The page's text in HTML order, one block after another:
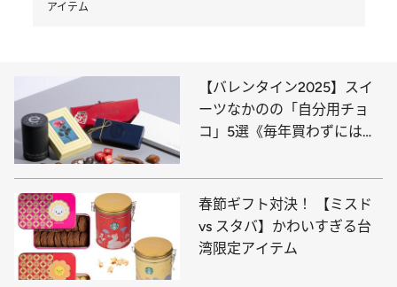
アイテム
【バレンタイン2025】スイ
ーツなかのの「自分用チョ
コ」5選《毎年買わずにはい
ル入りの絶品も！》
春節ギフト対決！ 【ミスド
vs スタバ】かわいすぎる台
湾限定アイテム